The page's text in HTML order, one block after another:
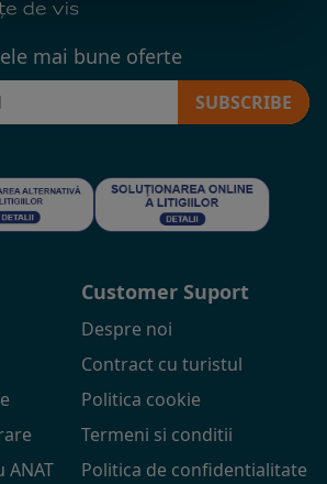
mai bune oferte
SUBSCRIBE
Customer Suport
Despre noi
Contract cu turistul
Politica cookie
Termeni si conditii
Politica de confidentialitate